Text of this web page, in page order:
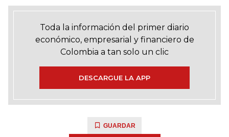
Toda la información del primer diario
económico, empresarial y financiero de
Colombia a tan solo un clic
DESCARGUE LA APP
GUARDAR